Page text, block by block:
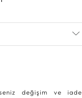
değişim ve iade